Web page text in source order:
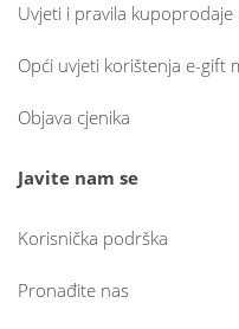
Uvjeti i pravila
Opći uvjeti korištenja e-gift
Objava cjenika
Javite nam se
Korisnička podrška
Pronađite nas